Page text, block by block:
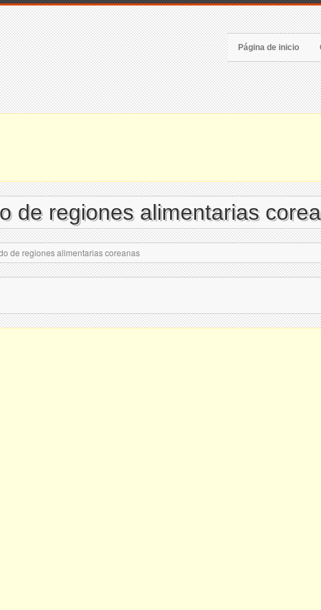
Página de inicio
de regiones alimentarias
de regiones alimentarias coreanas